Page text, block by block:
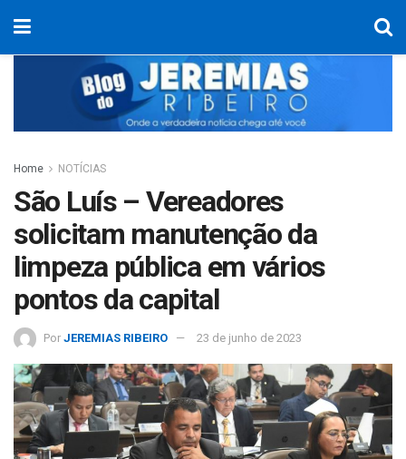
Home NOTÍCIAS
São Luís – Vereadores
solicitam manutenção da
limpeza pública em vários
pontos da capital
Por JEREMIAS RIBEIRO 23 de junho de 2023